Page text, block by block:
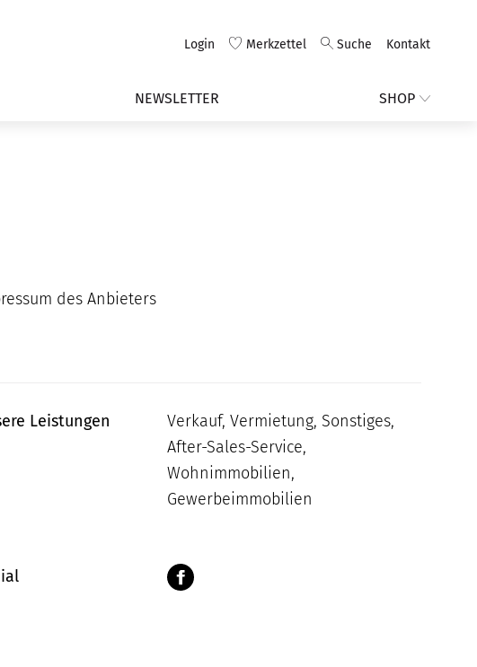
Login Merkzettel Suche Kontakt
NEWSLETTER SHOP
des Anbieters
Leistungen
Verkauf, Vermietung, Sonstiges,
After-Sales-Service,
Wohnimmobilien,
Gewerbeimmobilien